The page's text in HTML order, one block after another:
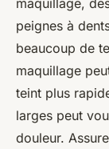
peignes à
beaucoup de
maquillage
teint plus
larges peut
douleur.